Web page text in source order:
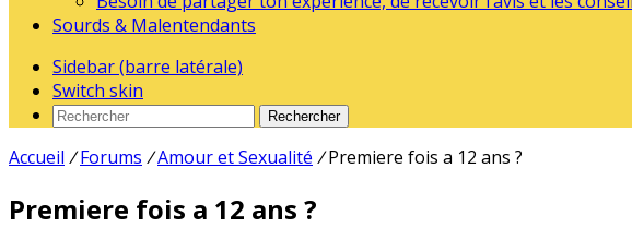
Sourds & Malentendants
Sidebar (barre latérale)
Switch skin
Rechercher
Accueil / Forums /Amour et Sexualité / Premiere fois a 12 ans ?
Premiere fois a 12 ans ?